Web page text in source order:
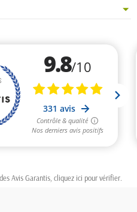
Avis Garantis, cliquez ici pour vérifier